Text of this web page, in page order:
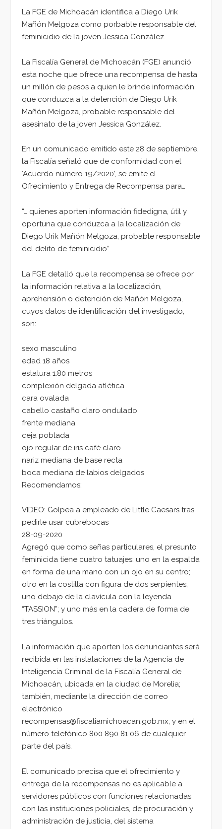
La FGE de Michoacán identifica a Diego Urik
Mañón Melgoza como porbable responsable del
feminicidio de la joven Jessica González.
La Fiscalía General de Michoacán (FGE) anunció
esta noche que ofrece una recompensa de hasta
un millón de pesos a quien le brinde información
que conduzca a la detención de Diego Urik
Mañón Melgoza, probable responsable del
asesinato de la joven Jessica González.
En un comunicado emitido este 28 de septiembre,
la Fiscalía señaló que de conformidad con el
‘Acuerdo número 19/2020’, se emite el
Ofrecimiento y Entrega de Recompensa para…
“… quienes aporten información fidedigna, útil y
oportuna que conduzca a la localización de
Diego Urik Mañón Melgoza, probable responsable
del delito de feminicidio”
La FGE detalló que la recompensa se ofrece por
la información relativa a la localización,
aprehensión o detención de Mañón Melgoza,
cuyos datos de identificación del investigado,
son:
sexo masculino
edad 18 años
estatura 1.80 metros
complexión delgada atlética
cara ovalada
cabello castaño claro ondulado
frente mediana
ceja poblada
ojo regular de iris café claro
nariz mediana de base recta
boca mediana de labios delgados
Recomendamos:
VIDEO: Golpea a empleado de Little Caesars tras
pedirle usar cubrebocas
28-09-2020
Agregó que como señas particulares, el presunto
feminicida tiene cuatro tatuajes: uno en la espalda
en forma de una mano con un ojo en su centro;
otro en la costilla con figura de dos serpientes;
uno debajo de la clavícula con la leyenda
“TASSION”; y uno más en la cadera de forma de
tres triángulos.
La información que aporten los denunciantes será
recibida en las instalaciones de la Agencia de
Inteligencia Criminal de la Fiscalía General de
Michoacán, ubicada en la ciudad de Morelia;
también, mediante la dirección de correo
electrónico
recompensas@fiscaliamichoacan.gob.mx; y en el
número telefónico 800 890 81 06 de cualquier
parte del país.
El comunicado precisa que el ofrecimiento y
entrega de la recompensas no es aplicable a
servidores públicos con funciones relacionadas
con las instituciones policiales, de procuración y
administración de justicia, del sistema